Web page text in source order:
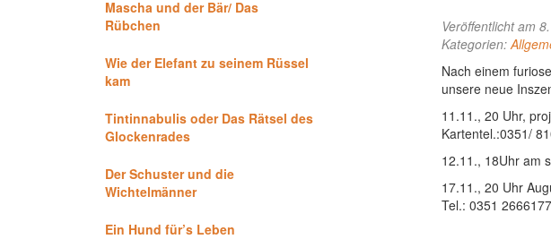
Mascha und der Bär/ Das
Rübchen
Wie der Elefant zu seinem Rüssel
kam
Tintinnabulis oder Das Rätsel des
Glockenrades
Der Schuster und die
Wichtelmänner
Ein Hund für’s Leben
Veröffentlicht am
Kategorien:
Nach einem
unsere neue
11.11., 20 Uhr,
Kartentel.:0351/
12.11., 18Uhr am
17.11., 20 Uhr
Tel.: 0351